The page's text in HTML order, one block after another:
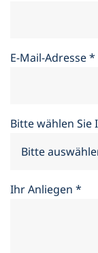
E-Mail-Adresse*
Bitte wählen Sie
Ihr Anliegen *